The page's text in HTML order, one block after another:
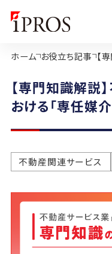
ホーム お役立ち記事 【
【専門知識解説
おける「専任媒
不動産関連サービス